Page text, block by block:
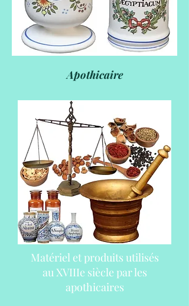
Apothicaire
Matériel et produits utilisés
au XVIIIe siècle par les
apothicaires